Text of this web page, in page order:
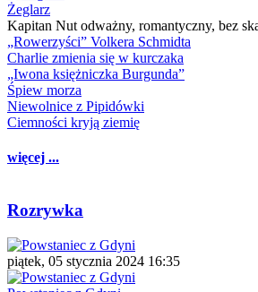
Żeglarz
Kapitan Nut odważny, romantyczny, bez
„Rowerzyści” Volkera Schmidta
Charlie zmienia się w kurczaka
„Iwona księżniczka Burgunda”
Śpiew morza
Niewolnice z Pipidówki
Ciemności kryją ziemię
więcej ...
Rozrywka
piątek, 05 stycznia 2024 16:35